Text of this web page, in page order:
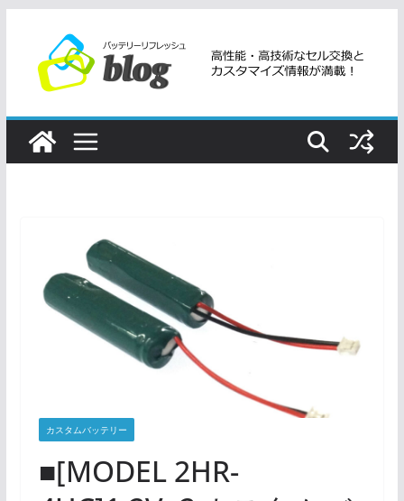
ツ
カスタムバッテリー
■[MODEL 2HR-